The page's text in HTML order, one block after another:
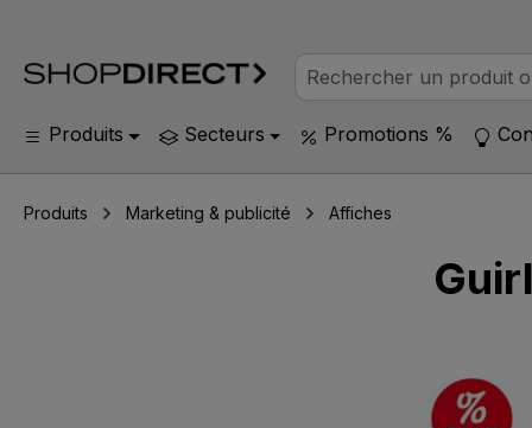
Produits Secteurs Promotions %
Produits Marketing & publicité Affiches